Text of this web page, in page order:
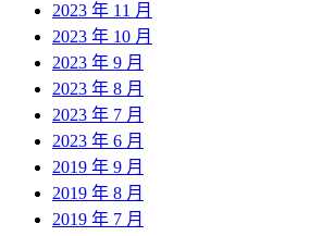
2023 年 11 月
2023 年 10 月
2023 年 9 月
2023 年 8 月
2023 年 7 月
2023 年 6 月
2019 年 9 月
2019 年 8 月
2019 年 7 月